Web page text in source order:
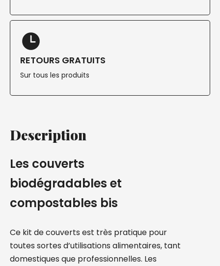
RETOURS GRATUITS
Sur tous les produits
Description
Les couverts
biodégradables et
compostables bis
Ce kit de couverts est très pratique pour
toutes sortes d’utilisations alimentaires, tant
domestiques que professionnelles. Les